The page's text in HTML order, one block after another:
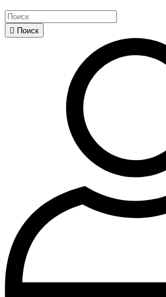
 Поиск